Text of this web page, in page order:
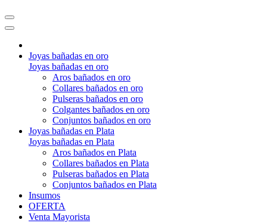
Joyas bañadas en oro
Joyas bañadas en oro
Aros bañados en oro
Collares bañados en oro
Pulseras bañados en oro
Colgantes bañados en oro
Conjuntos bañados en oro
Joyas bañadas en Plata
Joyas bañadas en Plata
Aros bañados en Plata
Collares bañados en Plata
Pulseras bañados en Plata
Conjuntos bañados en Plata
Insumos
OFERTA
Venta Mayorista